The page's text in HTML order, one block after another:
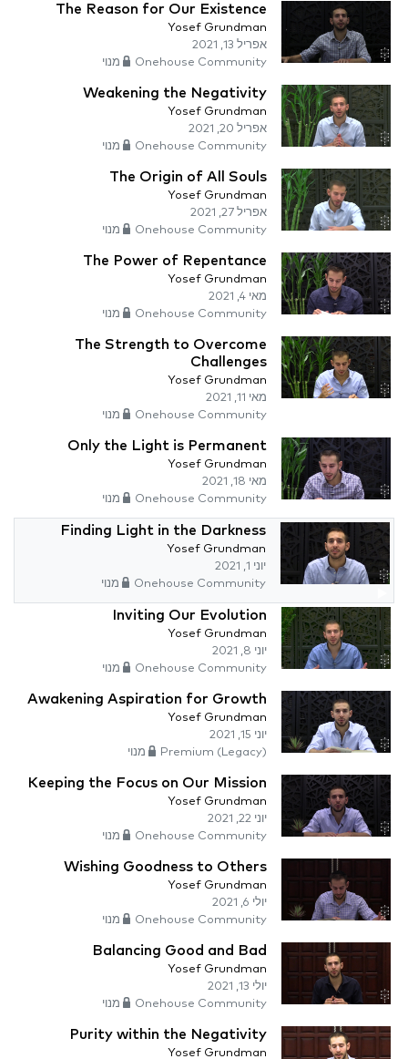
The Reason for Our Existence
Yosef Grundman
אפריל 13, 2021
Onehouse Community מנוי
Weakening the Negativity
Yosef Grundman
אפריל 20, 2021
Onehouse Community מנוי
The Origin of All Souls
Yosef Grundman
אפריל 27, 2021
Onehouse Community מנוי
The Power of Repentance
Yosef Grundman
מאי 4, 2021
Onehouse Community מנוי
The Strength to Overcome
Challenges
Yosef Grundman
מאי 11, 2021
Onehouse Community מנוי
Only the Light is Permanent
Yosef Grundman
מאי 18, 2021
Onehouse Community מנוי
Finding Light in the Darkness
Yosef Grundman
יוני 1, 2021
Onehouse Community מנוי
Inviting Our Evolution
Yosef Grundman
יוני 8, 2021
Onehouse Community מנוי
Awakening Aspiration for Growth
Yosef Grundman
יוני 15, 2021
Premium (Legacy) מנוי
Keeping the Focus on Our Mission
Yosef Grundman
יוני 22, 2021
Onehouse Community מנוי
Wishing Goodness to Others
Yosef Grundman
יולי 6, 2021
Onehouse Community מנוי
Balancing Good and Bad
Yosef Grundman
יולי 13, 2021
Onehouse Community מנוי
Purity within the Negativity
Yosef Grundman